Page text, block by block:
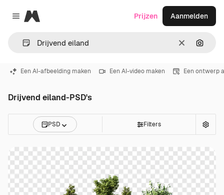
Close menu
Magnific
Wissen
Prijzen Aanmelden
Een AI-afbeelding maken Een AI-video maken Een ontwerp
Drijvend eiland-PSD's
PSD Filters